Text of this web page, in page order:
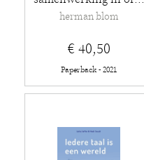
herman blom
€ 40,50
Paperback - 2021